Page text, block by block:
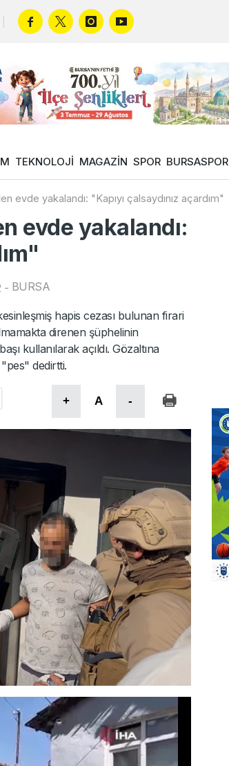
TEKNOLOJİ MAGAZİN SPOR BURSASPOR
evde yakalandı: "Kapıyı çalsaydınız açardım"
evde yakalandı:
- BURSA
hapis cezası bulunan firari
direnen şüphelinin
kullanılarak açıldı. Gözaltına
"pes" dedirtti.
+ A -